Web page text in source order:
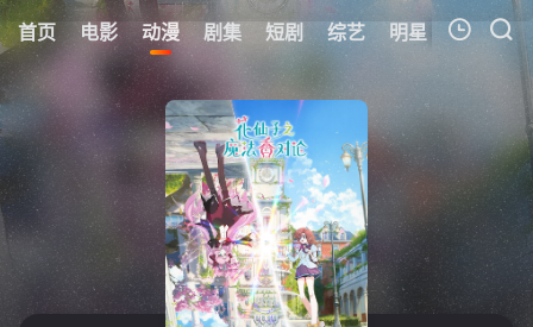
首页 电影 动漫 剧集 短剧 综艺 明星 周表
我的观影记录
暂无观看影片的记录